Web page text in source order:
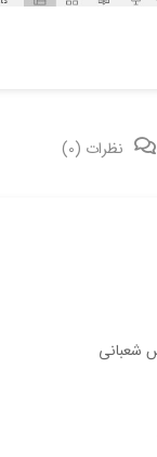
نظرات (0)
شعبانی